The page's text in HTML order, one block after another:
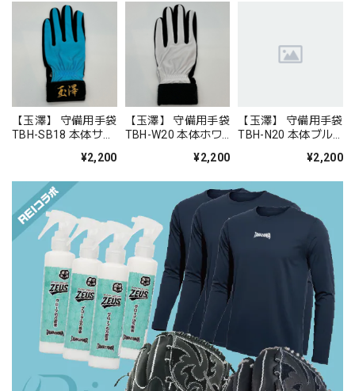
【玉澤】 守備用手袋
TBH-SB18 本体サッ
¥2,200
【玉澤】 守備用手袋
TBH-W20 本体ホワ
¥2,200
【玉澤】 守備用手袋
TBH-N20 本体ブル
¥2,200